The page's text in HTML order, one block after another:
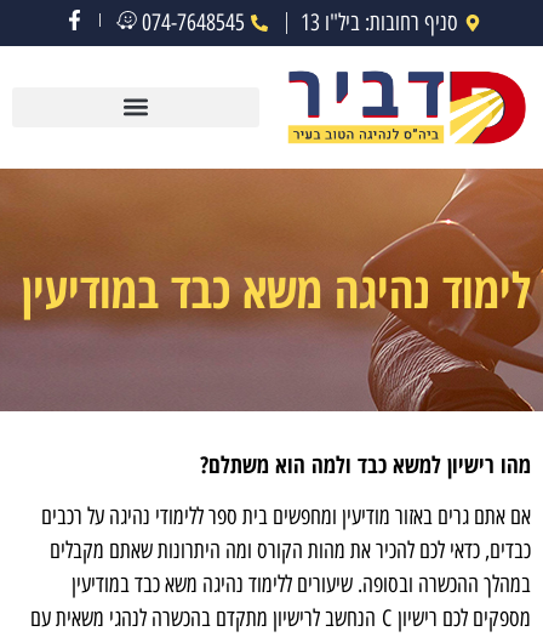
סניף רחובות: ביל"ו 13 074-7648545
לימוד נהיגה משא כבד במודיעין
מהו רישיון למשא כבד ולמה הוא משתלם?
אם אתם גרים באזור מודיעין ומחפשים בית ספר ללימודי נהיגה על רכבים
כבדים, כדאי לכם להכיר את מהות הקורס ומה היתרונות שאתם מקבלים
במהלך ההכשרה ובסופה. שיעורים ללימוד נהיגה משא כבד במודיעין
מספקים לכם רישיון C הנחשב לרישיון מתקדם בהכשרה לנהגי משאית עם